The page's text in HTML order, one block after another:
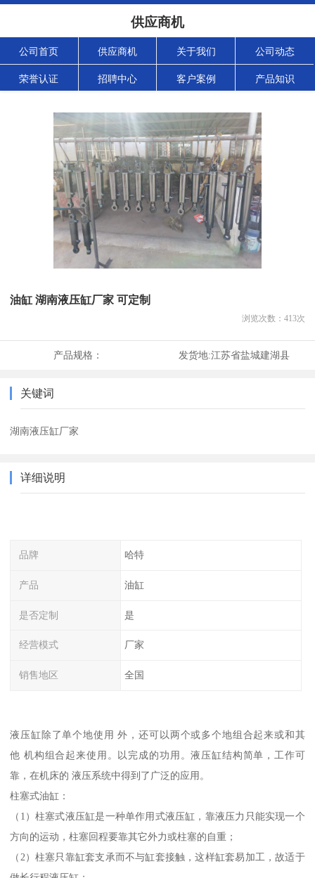
供应商机
公司首页 供应商机 关于我们 公司动态
荣誉认证 招聘中心 客户案例 产品知识
油缸 湖南液压缸厂家 可定制
浏览次数： 413次
产品规格： 发货地:江苏省盐城建湖县
关键词
湖南液压缸厂家
详细说明
品牌 哈特
产品 油缸
是否定制 是
经营模式 厂家
销售地区 全国
液压缸除了单个地使用 外，还可以两个或多个地组合起来或和其
他 机构组合起来使用。以完成的功用。液压缸结构简单，工作可
靠，在机床的 液压系统中得到了广泛的应用。
柱塞式油缸：
（1）柱塞式液压缸是一种单作用式液压缸，靠液压力只能实现一个
方向的运动，柱塞回程要靠其它外力或柱塞的自重；
（2）柱塞只靠缸套支承而不与缸套接触，这样缸套易加工，故适于